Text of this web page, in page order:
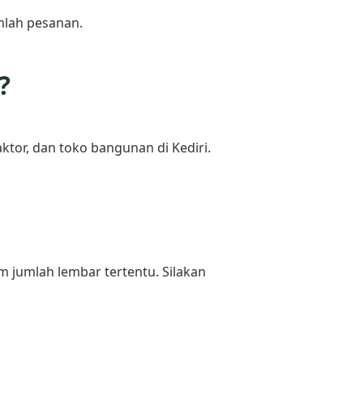
pesanan.
dan toko bangunan di Kediri.
jumlah lembar tertentu. Silakan